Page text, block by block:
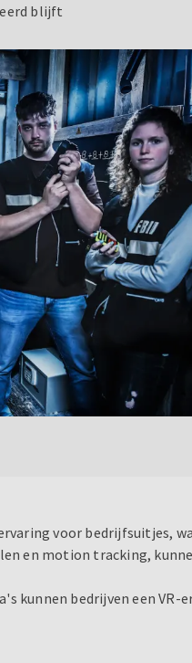
blijft
voor
en motion tracking,
kunnen bedrijven een